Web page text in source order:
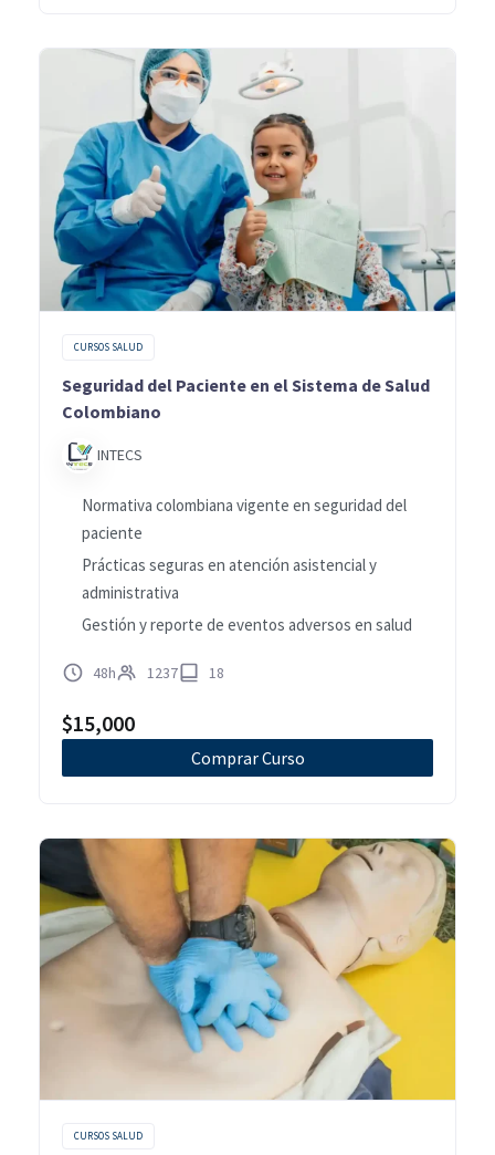
CURSOS SALUD
Seguridad del Paciente en el Sistema de Salud
Colombiano
INTECS
Normativa colombiana vigente en seguridad del
paciente
Prácticas seguras en atención asistencial y
administrativa
Gestión y reporte de eventos adversos en salud
48h 1237 18
$15,000
Comprar Curso
CURSOS SALUD